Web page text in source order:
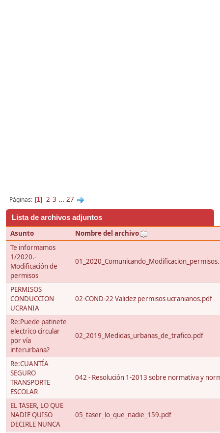
Páginas 1 2 3 ... 27
Lista de archivos adjuntos
Asunto
Nombre del archivo
Te informamos
1/2020.-
Modificación de
permisos
PERMISOS
CONDUCCION
UCRANIA
02-COND-22 Validez permisos ucranianos.pdf
Re:Puede patinete
electrico circular
por vía
interurbana?
02_2019_Medidas_urbanas_de_trafico.pdf
Re:CUANTÍA
SEGURO
TRANSPORTE
ESCOLAR
042 - Resolución 1-2013 sobre normativa y
EL TASER, LO QUE
NADIE QUISO
DECIRLE NUNCA
05_taser_lo_que_nadie_159.pdf